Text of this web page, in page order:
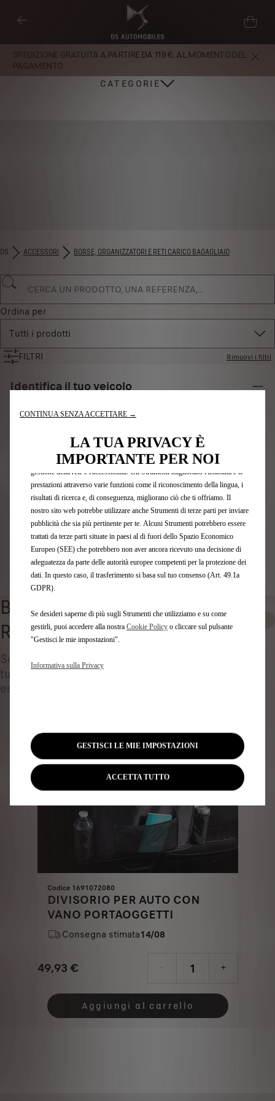
SPEDIZIONE GRATUITA A PARTIRE DA 119 €. AL MOMENTO DEL
PAGAMENTO.
CATEGORIE
DS ACCESSORI BORSE, ORGANIZZATORI E RETI CARICO BAGAGLIAIO
Ordina per
Tutti i prodotti
FILTRI Rimuovi i filtri
Identifica il tuo veicolo
Scegli il metodo per riconoscere il tuo veicolo e inserisci
Numero targa
Modello
VIN
Numero targa*
Identificare il veicolo
BORSE, ORGANIZZATORI E
RETI CARICO BAGAGLIAIO
Scopri tutti gli Accessori Autentici pensati per la
tua auto e progettati per soddisfare le tue
esigenze
Codice 1691072080
DIVISORIO PER AUTO CON
VANO PORTAOGGETTI
Consegna stimata14/08
49,93 €
Price
49,93
- +
Quantity
updated
Aggiungi al carrello
CONTINUA SENZA ACCETTARE →
LA TUA PRIVACY È
IMPORTANTE PER NOI
Utilizziamo cookie e/o altri strumenti di tracciamento (gli “Strumenti”) per
assicurarci di offrirti la migliore esperienza sul nostro sito web. Essi ci
consentono di fornirti funzionalità fondamentali come la sicurezza, la
gestione della rete e l'accessibilità. Gli Strumenti migliorano l'usabilità e le
prestazioni attraverso varie funzioni come il riconoscimento della lingua, i
risultati di ricerca e, di conseguenza, migliorano ciò che ti offriamo. Il
nostro sito web potrebbe utilizzare anche Strumenti di terze parti per inviare
pubblicità che sia più pertinente per te. Alcuni Strumenti potrebbero essere
trattati da terze parti situate in paesi al di fuori dello Spazio Economico
Europeo (SEE) che potrebbero non aver ancora ricevuto una decisione di
adeguatezza da parte delle autorità europee competenti per la protezione dei
dati. In questo caso, il trasferimento si basa sul tuo consenso (Art. 49.1a
GDPR).
Se desideri saperne di più sugli Strumenti che utilizziamo e su come
gestirli, puoi accedere alla nostra Cookie Policy o cliccare sul pulsante
"Gestisci le mie impostazioni".
Informativa sulla Privacy
GESTISCI LE MIE IMPOSTAZIONI
ACCETTA TUTTO